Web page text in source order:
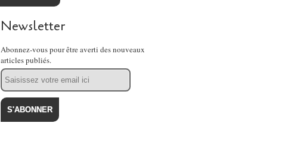
Newsletter
Abonnez-vous pour être averti des nouveaux
articles publiés.
Email